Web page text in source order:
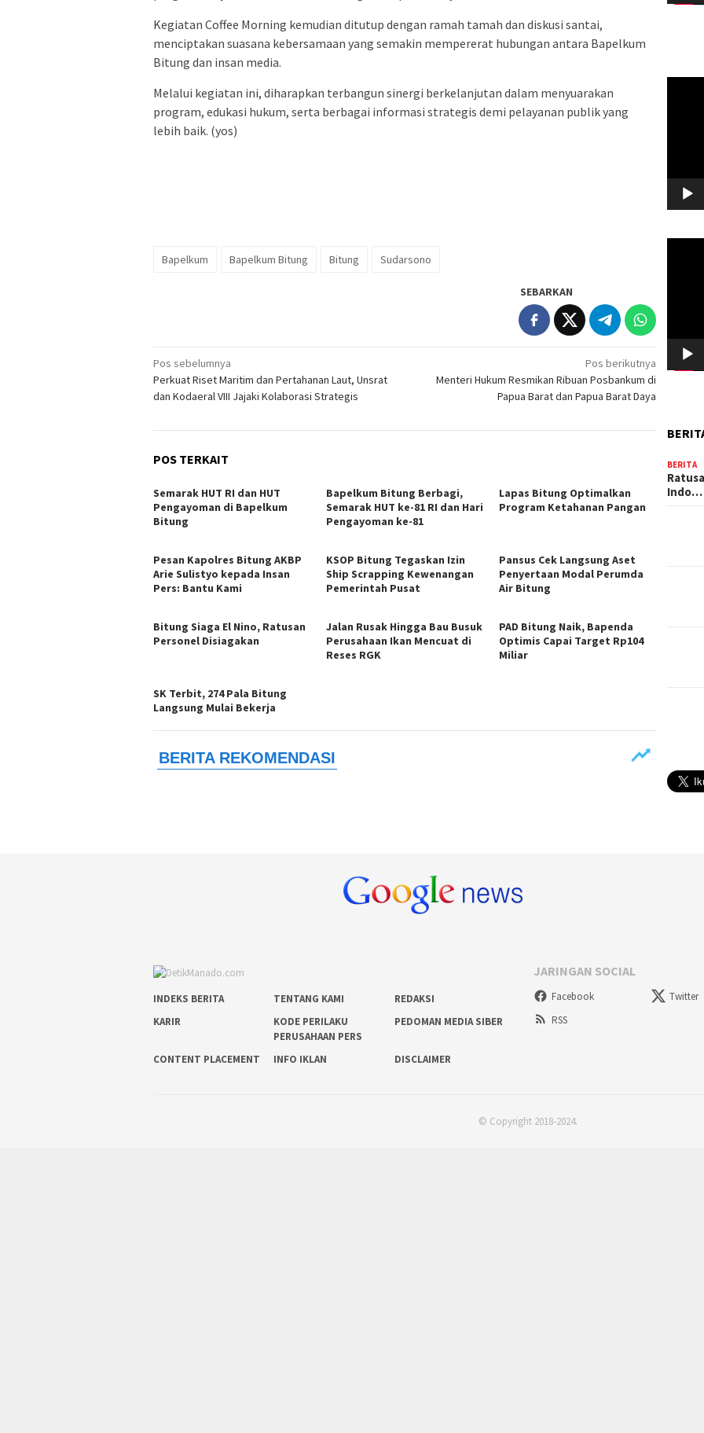
‎Kegiatan Coffee Morning kemudian ditutup dengan ramah tamah dan diskusi santai,
menciptakan suasana kebersamaan yang semakin mempererat hubungan antara Bapelkum
Bitung dan insan media.
‎Melalui kegiatan ini, diharapkan terbangun sinergi berkelanjutan dalam menyuarakan
program, edukasi hukum, serta berbagai informasi strategis demi pelayanan publik yang
lebih baik. (yos)
Bapelkum Bapelkum Bitung Bitung Sudarsono
SEBARKAN
Navigasi
pos
Pos sebelumnya
Perkuat Riset Maritim dan Pertahanan Laut, Unsrat
dan Kodaeral VIII Jajaki Kolaborasi Strategis
Pos berikutnya
Menteri Hukum Resmikan Ribuan Posbankum di
Papua Barat dan Papua Barat Daya
POS TERKAIT
Semarak HUT RI dan HUT
Pengayoman di Bapelkum
Bitung
‎Bapelkum Bitung Berbagi,
Semarak HUT ke-81 RI dan Hari
Pengayoman ke-81
Lapas Bitung Optimalkan
Program Ketahanan Pangan
Pesan Kapolres Bitung AKBP
Arie Sulistyo kepada Insan
Pers: Bantu Kami
KSOP Bitung Tegaskan Izin
Ship Scrapping Kewenangan
Pemerintah Pusat
Pansus Cek Langsung Aset
Penyertaan Modal Perumda
Air Bitung
Bitung Siaga El Nino, Ratusan
Personel Disiagakan
Jalan Rusak Hingga Bau Busuk
Perusahaan Ikan Mencuat di
Reses RGK
PAD Bitung Naik, Bapenda
Optimis Capai Target Rp104
Miliar
SK Terbit, 274 Pala Bitung
Langsung Mulai Bekerja
BERITA
Indo…
INDEKS BERITA TENTANG KAMI
REDAKSI
KARIR
KODE PERILAKU
PERUSAHAAN PERS
PEDOMAN MEDIA SIBER
CONTENT PLACEMENT INFO IKLAN DISCLAIMER
JARINGAN SOCIAL
Facebook Twitter
RSS
© Copyright 2018-2024.